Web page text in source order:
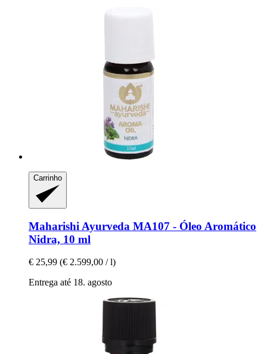
Carrinho
Maharishi Ayurveda MA107 -​ Óleo Aromático
Nidra, 10 ml
€ 25,99 (€ 2.599,00 / l)
Entrega até 18. agosto